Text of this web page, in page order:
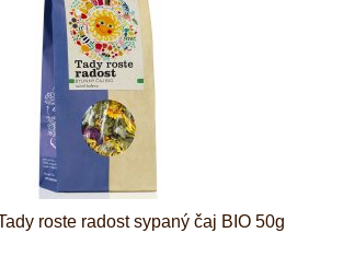
roste radost sypaný čaj BIO 50g